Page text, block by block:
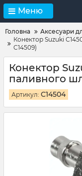
Меню
Головна
Аксесуари
Конектор Suzuki
C14509)
Конектор
паливного
Артикул: C14504